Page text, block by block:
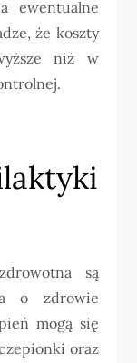
ewentualne
że koszty
niż w
są
o zdrowie
mogą się
oraz